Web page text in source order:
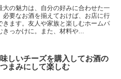
の魅力は、自分の好みに合わせた一
要なお酒を揃えておけば、お店に行
ます。友人や家族と楽しむホームパ
っかけに。また、材料や...
しいチーズを購入してお酒の
まみにして楽しむ